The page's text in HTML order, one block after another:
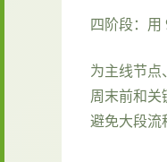
四阶段：用
为主线节点
周末前和关
避免大段流